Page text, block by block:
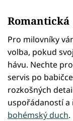
Romantická
Pro milovníky
volba, pokud
hávu. Nechte
servis po
rozkošných
uspořádaností a
bohémský duch.